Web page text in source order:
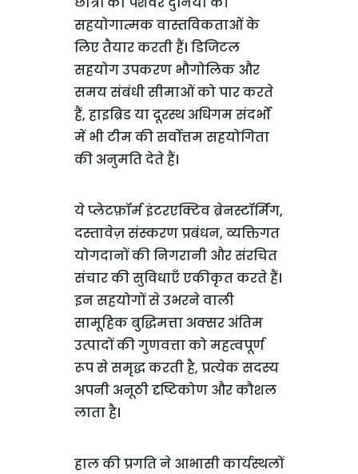
सहयोगात्मक वास्तविकताओं के
लिए तैयार करती हैं। डिजिटल
सहयोग उपकरण भौगोलिक और
समय संबंधी सीमाओं को पार करते
हैं, हाइब्रिड या दूरस्थ अधिगम संदर्भों
में भी टीम की सर्वोत्तम सहयोगिता
की अनुमति देते हैं।
ये प्लेटफ़ॉर्म इंटरएक्टिव ब्रेनस्टॉर्मिंग,
दस्तावेज़ संस्करण प्रबंधन, व्यक्तिगत
योगदानों की निगरानी और संरचित
संचार की सुविधाएँ एकीकृत करते हैं।
इन सहयोगों से उभरने वाली
सामूहिक बुद्धिमत्ता अक्सर अंतिम
उत्पादों की गुणवत्ता को महत्वपूर्ण
रूप से समृद्ध करती है, प्रत्येक सदस्य
अपनी अनूठी दृष्टिकोण और कौशल
लाता है।
हाल की प्रगति ने आभासी कार्यस्थलों